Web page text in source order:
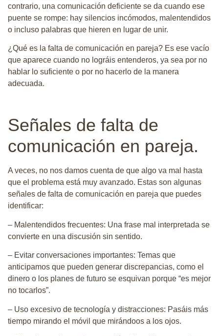
contrario, una comunicación deficiente se da cuando ese
puente se rompe: hay silencios incómodos, malentendidos
o incluso palabras que hieren en lugar de unir.
¿Qué es la falta de comunicación en pareja? Es ese vacío
que aparece cuando no lográis entenderos, ya sea por no
hablar lo suficiente o por no hacerlo de la manera
adecuada.
Señales de falta de
comunicación en pareja.
A veces, no nos damos cuenta de que algo va mal hasta
que el problema está muy avanzado. Estas son algunas
señales de falta de comunicación en pareja que puedes
identificar:
– Malentendidos frecuentes: Una frase mal interpretada se
convierte en una discusión sin sentido.
– Evitar conversaciones importantes: Temas que
anticipamos que pueden generar discrepancias, como el
dinero o los planes de futuro se esquivan porque “es mejor
no tocarlos”.
– Uso excesivo de tecnología y distracciones: Pasáis más
tiempo mirando el móvil que mirándoos a los ojos.